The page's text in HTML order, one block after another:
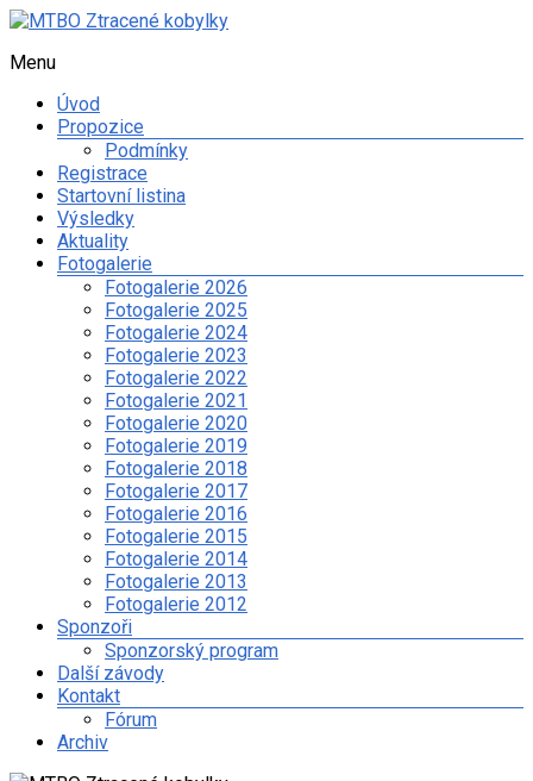
Skip
content
MTBO
Ztracené
kobylky
Web
organizaci
orientačního
závodu
sportovních
aktivitách
Menu
Úvod
Propozice
Podmínky
Registrace
Startovní listina
Výsledky
Aktuality
Fotogalerie
Fotogalerie 2026
Fotogalerie 2025
Fotogalerie 2024
Fotogalerie 2023
Fotogalerie 2022
Fotogalerie 2021
Fotogalerie 2020
Fotogalerie 2019
Fotogalerie 2018
Fotogalerie 2017
Fotogalerie 2016
Fotogalerie 2015
Fotogalerie 2014
Fotogalerie 2013
Fotogalerie 2012
Sponzoři
Sponzorský program
Další závody
Kontakt
Fórum
Archiv